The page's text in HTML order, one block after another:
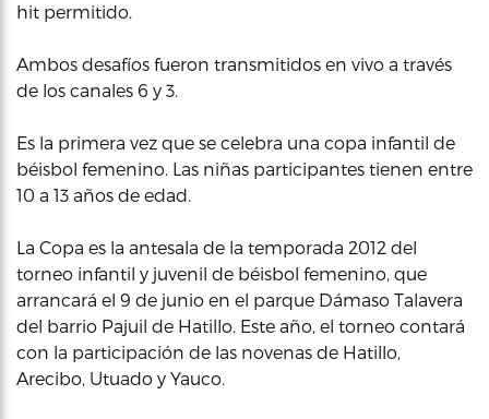
hit permitido.
Ambos desafíos fueron transmitidos en vivo a través
de los canales 6 y 3.
Es la primera vez que se celebra una copa infantil de
béisbol femenino. Las niñas participantes tienen entre
10 a 13 años de edad.
La Copa es la antesala de la temporada 2012 del
torneo infantil y juvenil de béisbol femenino, que
arrancará el 9 de junio en el parque Dámaso Talavera
del barrio Pajuil de Hatillo. Este año, el torneo contará
con la participación de las novenas de Hatillo,
Arecibo, Utuado y Yauco.